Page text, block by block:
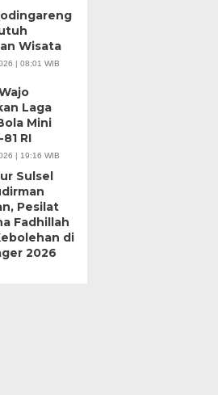
Wisata
| 08:01 WIB
Laga
Mini
RI
| 19:16 WIB
Sulsel
Pesilat
Fadhillah
di
2026